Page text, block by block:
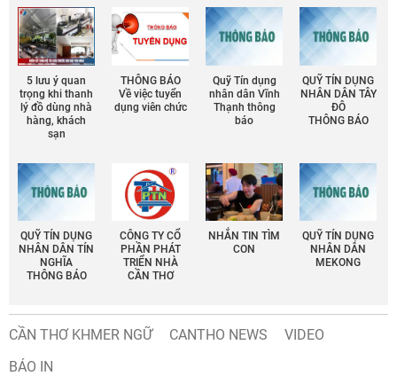
5 lưu ý quan
trọng khi thanh
lý đồ dùng nhà
hàng, khách
sạn
THÔNG BÁO
Về việc tuyển
dụng viên chức
Quỹ Tín dụng
nhân dân Vĩnh
Thạnh thông
báo
QUỸ TÍN DỤNG
NHÂN DÂN TÂY
ĐÔ
THÔNG BÁO
QUỸ TÍN DỤNG
NHÂN DÂN TÍN
NGHĨA
THÔNG BÁO
CÔNG TY CỔ
PHẦN PHÁT
TRIỂN NHÀ
CẦN THƠ
NHẮN TIN TÌM
CON
QUỸ TÍN DỤNG
NHÂN DÂN
MEKONG
CẦN THƠ KHMER NGỮ CANTHO NEWS
VIDEO
BÁO IN